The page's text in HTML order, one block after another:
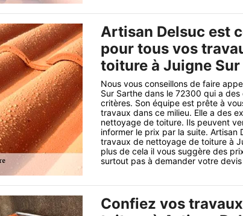
Artisan Delsuc est
pour tous vos
toiture à Juigne
Nous vous conseillons de faire
Sur Sarthe dans le 72300 qui a
critères. Son équipe est prête à
travaux dans ce milieu. Elle a des
nettoyage de toiture. Ils peuvent
informer le prix par la suite. Artisan
travaux de nettoyage de toiture à
plus de cela il vous suggère des
surtout pas à demander votre
Confiez vos